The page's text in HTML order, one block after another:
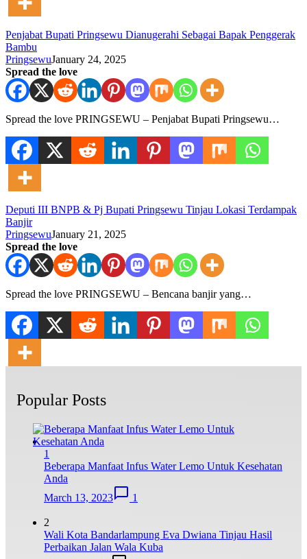
Penjabat Bupati Pringsewu Dianugerahi Sebagai Bapak Penggerak
Bambu
PringsewuJanuary 24, 2025
Spread the love
Spread the love PRINGSEWU – Penjabat Bupati Pringsewu…
Deputi III BNPB & Pj Bupati Pringsewu Tinjau Lokasi Terdampak
Banjir
PringsewuJanuary 21, 2025
Spread the love
Spread the love PRINGSEWU – Bencana banjir yang…
Popular Posts
1
Beberapa Manfaat Infus Water Lemo Untuk Kesehatan
Anda
March 13, 2023
1
2
Wali Kota Bandarlampung Eva Dwiana Tinjau Hasil
Perbaikan Jalan Wala Kuba